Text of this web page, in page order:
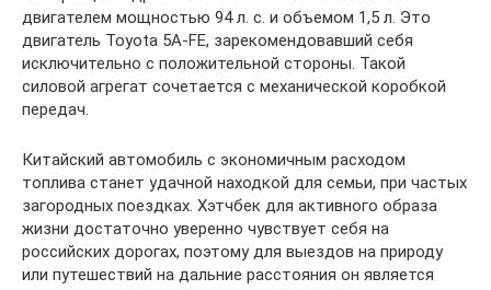
двигателем мощностью 94 л. с. и объемом 1,5 л. Это
двигатель Toyota 5A-FE, зарекомендовавший себя
исключительно с положительной стороны. Такой
силовой агрегат сочетается с механической коробкой
передач.
Китайский автомобиль с экономичным расходом
топлива станет удачной находкой для семьи, при частых
загородных поездках. Хэтчбек для активного образа
жизни достаточно уверенно чувствует себя на
российских дорогах, поэтому для выездов на природу
или путешествий на дальние расстояния он является